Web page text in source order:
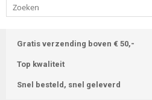
Gratis verzending boven € 50,-
Top kwaliteit
Snel besteld, snel geleverd